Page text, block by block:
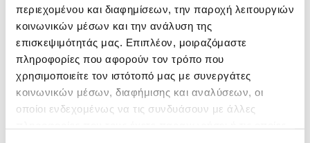
περιεχομένου και διαφημίσεων, την παροχή λειτουργιών
κοινωνικών μέσων και την ανάλυση της
επισκεψιμότητάς μας. Επιπλέον, μοιραζόμαστε
πληροφορίες που αφορούν τον τρόπο που
χρησιμοποιείτε τον ιστότοπό μας με συνεργάτες
κοινωνικών μέσων, διαφήμισης και αναλύσεων, οι
οποίοι ενδεχομένως να τις συνδυάσουν με άλλες
Η Ασφάλεια Αυτοκινήτου που σου
ταιριάζει!